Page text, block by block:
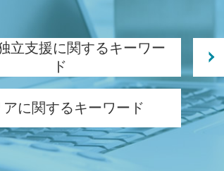
立支援に関するキーワー
ド
金利
金 補助金
主 事業計画書
主 法人化 デメリット
アに関するキーワード
税理士 相談 白山駅
税理士 相談 新潟市中央区